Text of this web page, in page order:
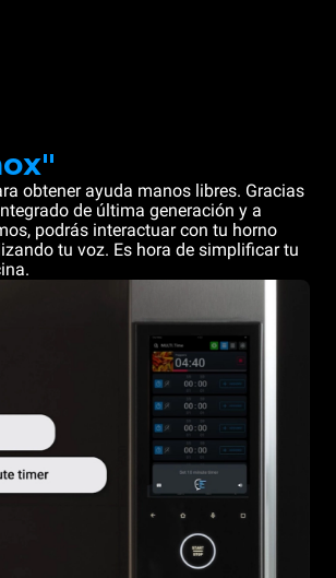
obtener ayuda manos libres. Gracias
de última generación y a
podrás interactuar con tu horno
tu voz. Es hora de simplificar tu